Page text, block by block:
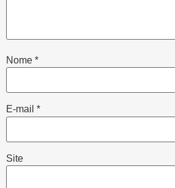
Nome *
E-mail *
Site